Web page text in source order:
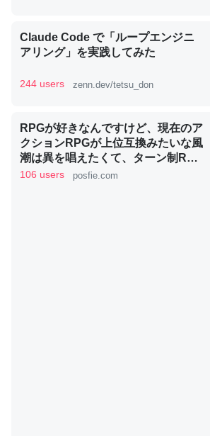
論文では「淡水はカルシウムも酸素も不
利だから両方が拮抗してるのでは」と
ずキチンを強化してる筈だが、酵素が違
─ニュース :: 【研究発表】昆虫学の大問題＝「
いのか」に関する新仮説
これを元に考えるとカルシウムを大量
類は苦労してるんだな…。腹足類だと
─ニュース :: 【研究発表】昆虫学の大問題＝「
ウチもEchoを実家に置いて４年。でた
ちぼちRingも置こうかと画策中。あと
Claude Code で「ループエンジニ
アリング」を実践してみた
244 users zenn.dev/tetsu_don
RPGが好きなんですけど、現在のア
クションRPGが上位互換みたいな風
潮は異を唱えたくて、ターン制RPG
にはターン制の良さがあると思って
106 users posfie.com